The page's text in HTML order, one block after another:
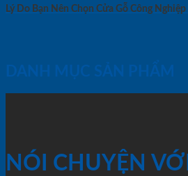
Lý Do Bạn Nên Chọn Cửa Gỗ Công
DANH MỤC SẢN PHẨM
NÓI CHUYỆN